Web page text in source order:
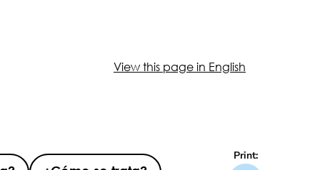
View this page in English
Print: